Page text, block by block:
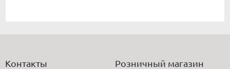
Контакты Розничный магазин